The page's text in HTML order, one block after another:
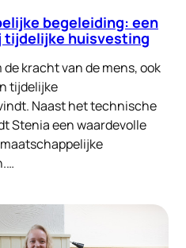
begeleiding: een
tijdelijke huisvesting
kracht van de mens, ook
tijdelijke
Naast het technische
Stenia een waardevolle